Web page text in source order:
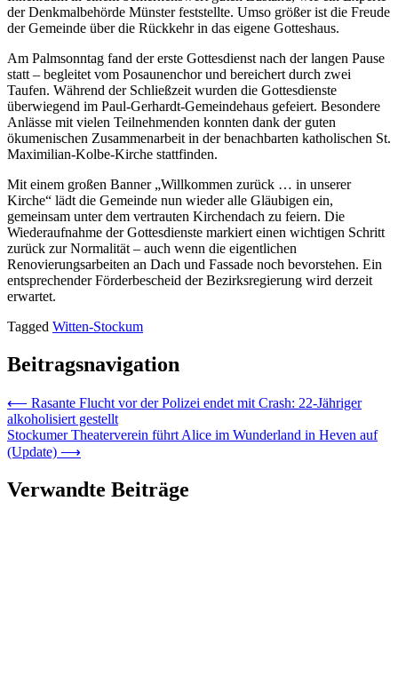
der Denkmalbehörde Münster feststellte. Umso größer ist die Freude
der Gemeinde über die Rückkehr in das eigene Gotteshaus.
Am Palmsonntag fand der erste Gottesdienst nach der langen Pause
statt – begleitet vom Posaunenchor und bereichert durch zwei
Taufen. Während der Schließzeit wurden die Gottesdienste
überwiegend im Paul-Gerhardt-Gemeindehaus gefeiert. Besondere
Anlässe mit vielen Teilnehmenden konnten dank der guten
ökumenischen Zusammenarbeit in der benachbarten katholischen St.
Maximilian-Kolbe-Kirche stattfinden.
Mit einem großen Banner „Willkommen zurück … in unserer
Kirche“ lädt die Gemeinde nun wieder alle Gläubigen ein,
gemeinsam unter dem vertrauten Kirchendach zu feiern. Die
Wiederaufnahme der Gottesdienste markiert einen wichtigen Schritt
zurück zur Normalität – auch wenn die eigentlichen
Renovierungsarbeiten an Dach und Fassade noch bevorstehen. Ein
entsprechender Förderbescheid der Bezirksregierung wird derzeit
erwartet.
Tagged Witten-Stockum
Beitragsnavigation
⟵ Rasante Flucht vor der Polizei endet mit Crash: 22-Jähriger
alkoholisiert gestellt
Stockumer Theaterverein führt Alice im Wunderland in Heven auf
(Update) ⟶
Verwandte Beiträge